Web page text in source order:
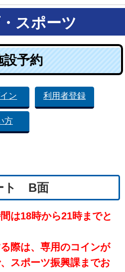
スポーツ
設予約
ン 利用者登録
方
ト B面
は18時から21時までと
際は、専用のコインが
スポーツ振興課までお